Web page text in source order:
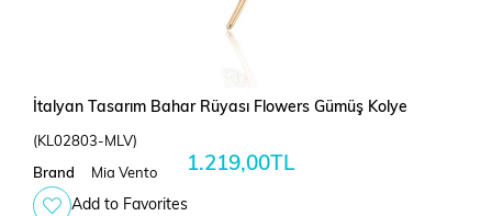
İtalyan Tasarım Bahar Rüyası Flowers Gümüş Kolye
(KL02803-MLV)
Brand Mia Vento 1.219,00TL
Add to Favorites